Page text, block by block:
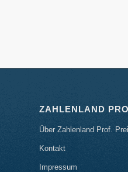
ZAHLENLAND
Über Zahlenland Prof.
Kontakt
Impressum